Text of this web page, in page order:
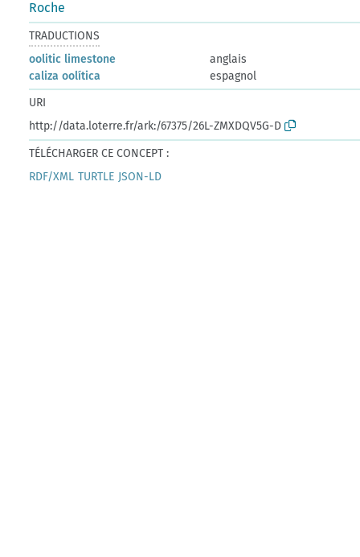
Roche
TRADUCTIONS
oolitic limestone
anglais
caliza oolítica
espagnol
URI
http://data.loterre.fr/ark:/67375/26L-ZMXDQV5G-D
TÉLÉCHARGER CE CONCEPT :
RDF/XML TURTLE JSON-LD